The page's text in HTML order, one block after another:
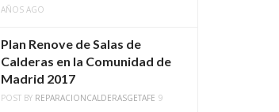
AÑOS AGO
Plan Renove de Salas de
Calderas en la Comunidad de
Madrid 2017
POST BY REPARACIONCALDERASGETAFE 9